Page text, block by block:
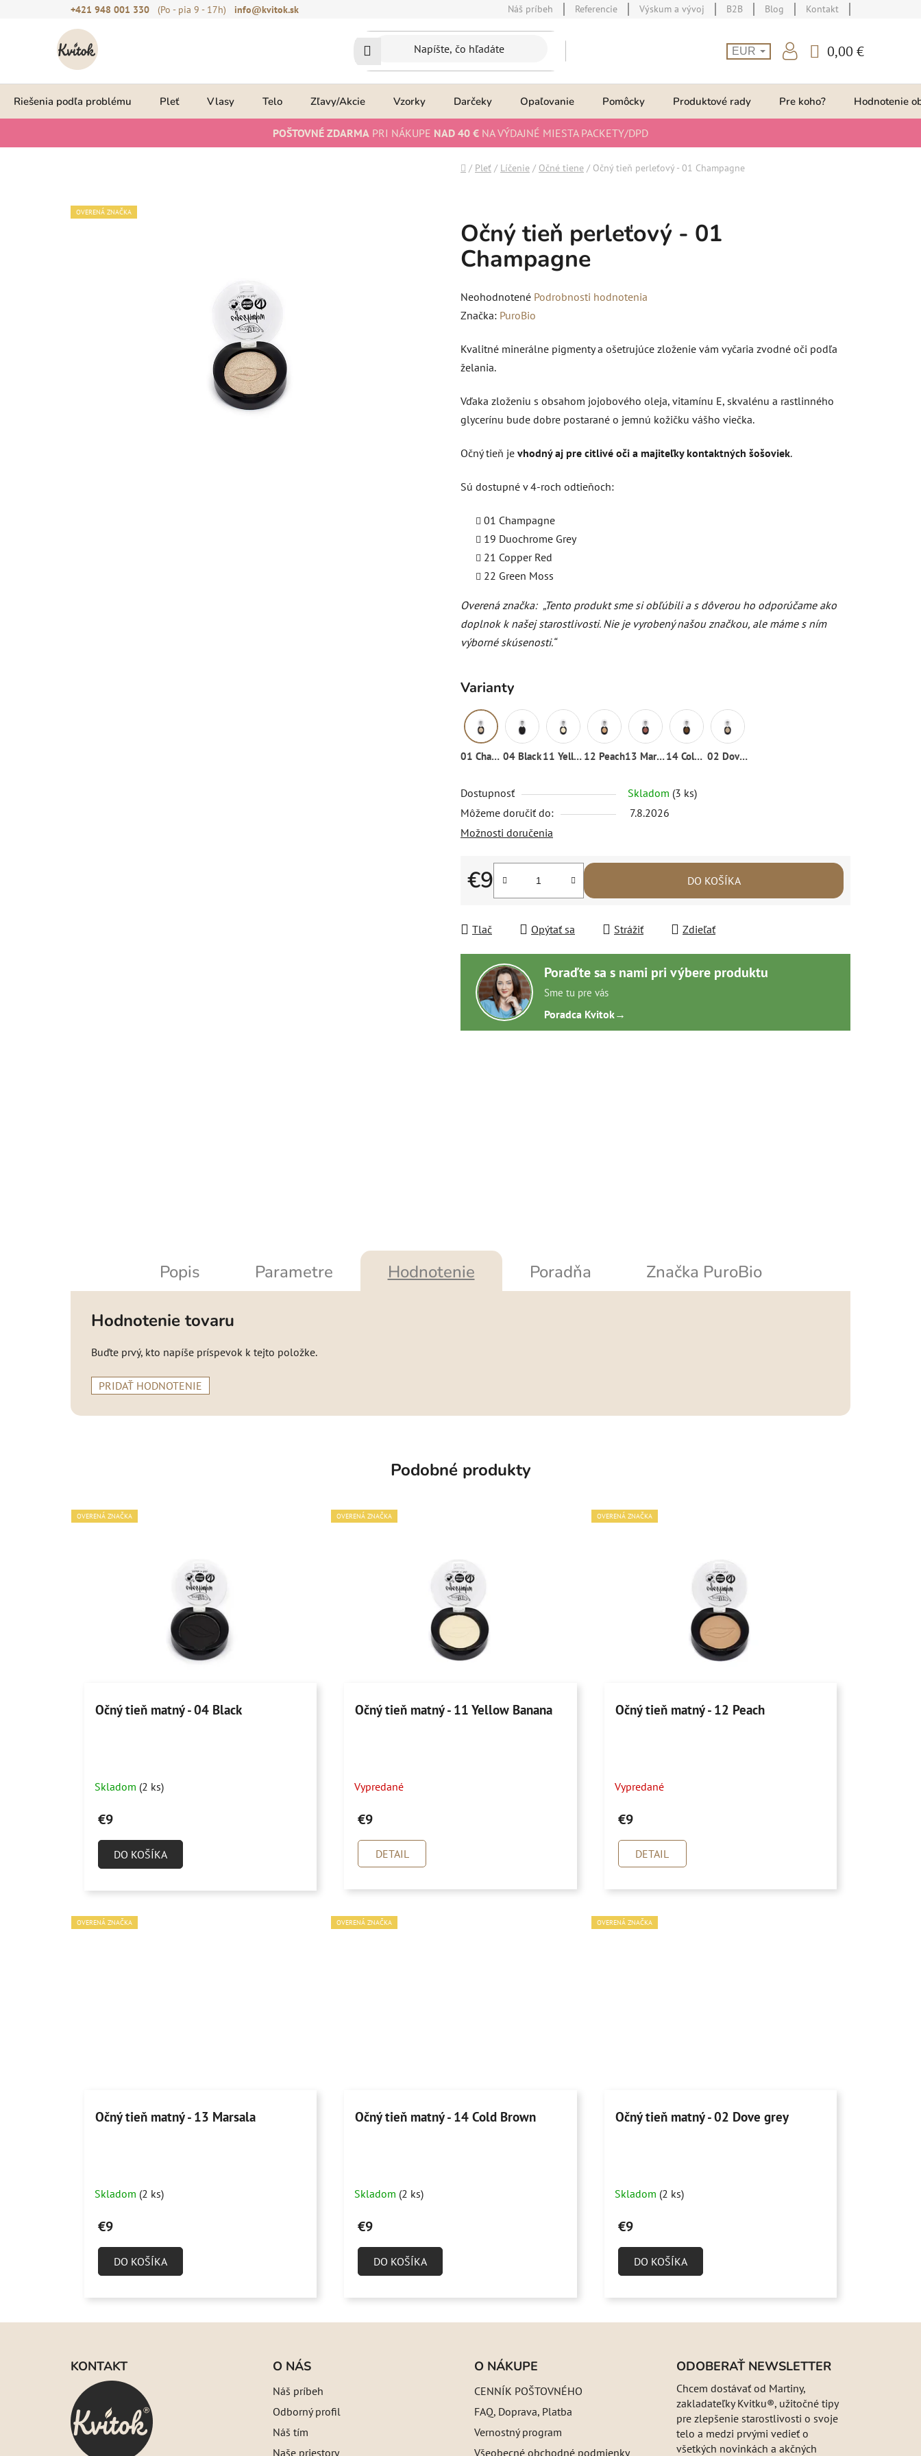
+421 948 001 330 (Po - pia 9 - 17h) info@kvitok.sk Náš príbeh Referencie Výskum a vývoj B2B Blog Kontakt
EUR
KOŠÍK
0,00 €
Riešenia podľa problému Pleť Vlasy Telo Zľavy/Akcie Vzorky Darčeky Opaľovanie Pomôcky Produktové rady Pre koho? Hodnotenie
POŠTOVNÉ ZDARMA PRI NÁKUPE NAD 40 € NA VÝDAJNÉ MIESTA PACKETY/DPD
Domov
/ Pleť / Líčenie / Očné tiene / Očný tieň perleťový - 01 Champagne
Očný tieň perleťový - 01
Champagne
Priemerné
hodnotenie
je
0,0
5
hviezdičiek.
Neohodnotené Podrobnosti hodnotenia
Značka: PuroBio
Kvalitné minerálne pigmenty a ošetrujúce zloženie vám vyčaria zvodné oči podľa
želania.
Vďaka zloženiu s obsahom jojobového oleja, vitamínu E, skvalénu a rastlinného
glycerínu bude dobre postarané o jemnú kožičku vášho viečka.
Očný tieň je vhodný aj pre citlivé oči a majiteľky kontaktných šošoviek.
Sú dostupné v 4-roch odtieňoch:
01 Champagne
19 Duochrome Grey
21 Copper Red
22 Green Moss
Overená značka: „Tento produkt sme si obľúbili a s dôverou ho odporúčame ako
doplnok k našej starostlivosti. Nie je vyrobený našou značkou, ale máme s ním
výborné skúsenosti.“
Varianty
01 Champagne 04 Black 11 Yellow Banana 12 Peach 13 Marsala 14 Cold Brown 02 Dove grey
Dostupnosť Skladom (3 ks)
Môžeme doručiť do:
7.8.2026
Možnosti doručenia
€9
Jednotková cena:
DO KOŠÍKA
Tlač Opýtať sa Strážiť Zdieľať
Poraďte sa s nami pri výbere produktu
Sme tu pre vás
Poradca Kvitok→
OVERENÁ ZNAČKA
Popis Parametre Hodnotenie Poradňa Značka PuroBio
Hodnotenie tovaru
Buďte prvý, kto napíše príspevok k tejto položke.
PRIDAŤ HODNOTENIE
Podobné produkty
OVERENÁ ZNAČKA
Očný tieň matný - 04 Black
Skladom (2 ks)
€9
DO KOŠÍKA
OVERENÁ ZNAČKA
Očný tieň matný - 11 Yellow Banana
Vypredané
€9
DETAIL
OVERENÁ ZNAČKA
Očný tieň matný - 12 Peach
Vypredané
€9
DETAIL
OVERENÁ ZNAČKA
Očný tieň matný - 13 Marsala
Skladom (2 ks)
€9
DO KOŠÍKA
OVERENÁ ZNAČKA
Očný tieň matný - 14 Cold Brown
Skladom (2 ks)
€9
DO KOŠÍKA
OVERENÁ ZNAČKA
Očný tieň matný - 02 Dove grey
Skladom (2 ks)
€9
DO KOŠÍKA
KONTAKT O NÁS
Náš príbeh
Odborný profil
Náš tím
Naše priestory
O NÁKUPE
CENNÍK POŠTOVNÉHO
FAQ, Doprava, Platba
Vernostný program
Všeobecné obchodné podmienky
ODOBERAŤ NEWSLETTER
Chcem dostávať od Martiny,
zakladateľky Kvitku®, užitočné tipy
pre zlepšenie starostlivosti o svoje
telo a medzi prvými vedieť o
všetkých novinkách a akčných